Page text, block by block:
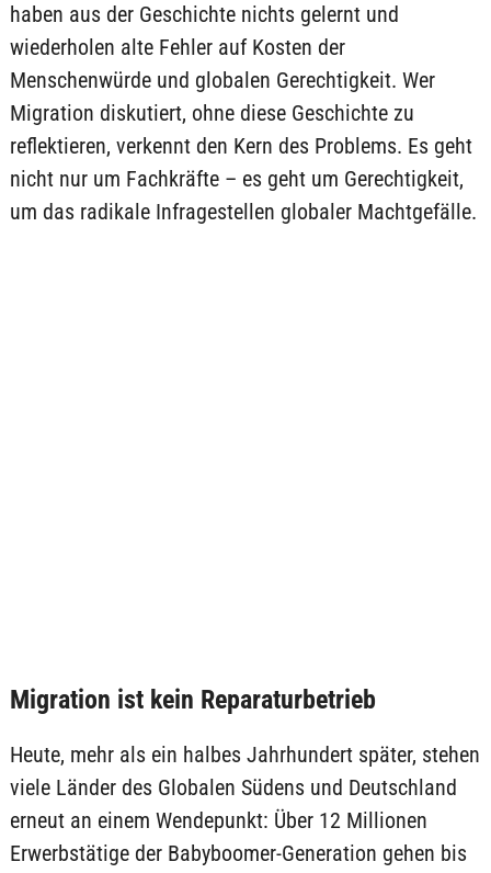
haben aus der Geschichte nichts gelernt und
wiederholen alte Fehler auf Kosten der
Menschenwürde und globalen Gerechtigkeit. Wer
Migration diskutiert, ohne diese Geschichte zu
reflektieren, verkennt den Kern des Problems. Es geht
nicht nur um Fachkräfte – es geht um Gerechtigkeit,
um das radikale Infragestellen globaler Machtgefälle.
Migration ist kein Reparaturbetrieb
Heute, mehr als ein halbes Jahrhundert später, stehen
viele Länder des Globalen Südens und Deutschland
erneut an einem Wendepunkt: Über 12 Millionen
Erwerbstätige der Babyboomer-Generation gehen bis